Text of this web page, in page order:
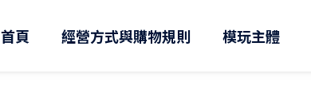
首頁 經營方式與購物規則 模玩主體